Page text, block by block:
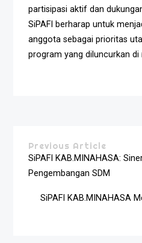
partisipasi aktif dan
SiPAFI berharap untuk
anggota sebagai prioritas
program yang diluncurkan di
Previous Article
SiPAFI KAB.MINAHASA:
Pengembangan SDM
SiPAFI KAB.MINAHASA